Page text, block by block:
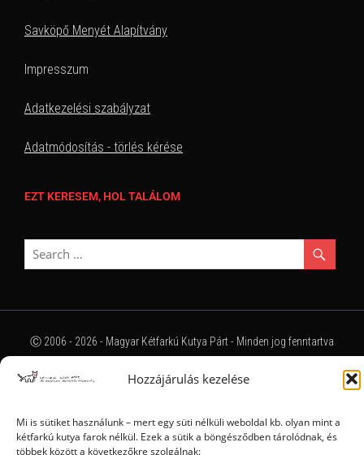
Hozzájárulás kezelése
Mi is sütiket használunk – mert egy süti nélküli weboldal kb. olyan mint a
kétfarkú kutya farok nélkül. Ezek a sütik a böngésződben tárolódnak, és
többek között a következőkre szolgálnak:
Savköpő Menyét Alapítvány
Impresszum
Adatkezelési szabályzat
Adatmódosítás - törlés kérése
EZT KERESEM, HOL TALÁLOM
Ⓒ 2006 - 2026 - Magyar Kétfarkú Kutya Párt - Minden jog fenntartva